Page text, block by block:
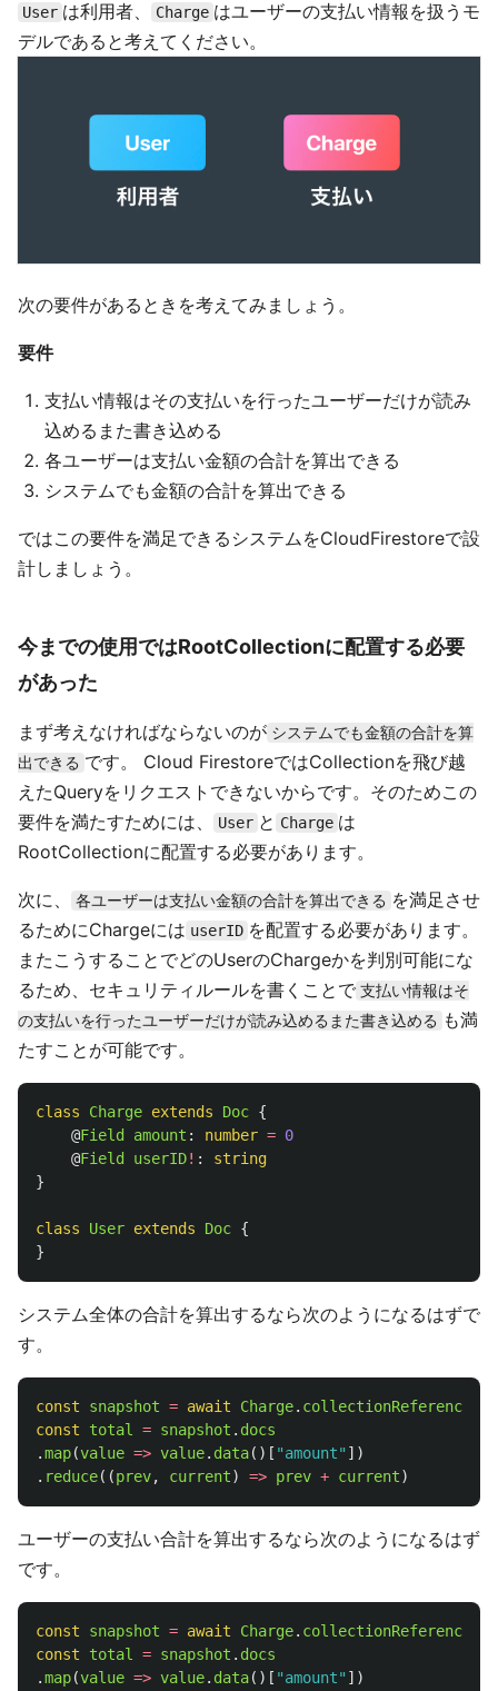
User は利用者、 Charge はユーザーの支払い情報を扱うモ
デルであると考えてください。
次の要件があるときを考えてみましょう。
要件
支払い情報はその支払いを行ったユーザーだけが読み
込めるまた書き込める
各ユーザーは支払い金額の合計を算出できる
システムでも金額の合計を算出できる
ではこの要件を満足できるシステムをCloudFirestoreで設
計しましょう。
今までの使用ではRootCollectionに配置する必要
があった
まず考えなければならないのが システムでも金額の合計を算
出できる です。 Cloud FirestoreではCollectionを飛び越
えたQueryをリクエストできないからです。そのためこの
要件を満たすためには、
User と Charge は
RootCollectionに配置する必要があります。
次に、 各ユーザーは支払い金額の合計を算出できる を満足させ
るためにChargeには userID を配置する必要があります。
またこうすることでどのUserのChargeかを判別可能にな
るため、セキュリティルールを書くことで 支払い情報はそ
の支払いを行ったユーザーだけが読み込めるまた書き込める も満
たすことが可能です。
class Charge extends Doc {
@Field amount : number = 0
@Field userID! :
string
}
class User extends Doc {
}
システム全体の合計を算出するなら次のようになるはずで
す。
const snapshot = await Charge. collectionReference
const
total = snapshot . docs
.map(value => value. data()[ "amount" ])
. reduce((prev, current) => prev + current)
ユーザーの支払い合計を算出するなら次のようになるはず
です。
const snapshot = await Charge. collectionReference
const
total = snapshot . docs
.map(value => value. data()[ "amount" ])